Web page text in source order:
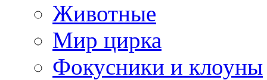
Животные
Мир цирка
Фокусники и клоуны